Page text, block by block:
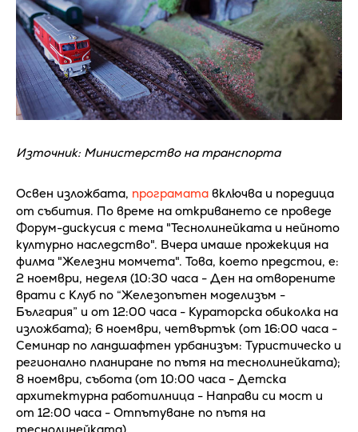
Източник: Министерство на транспорта
Освен изложбата, програмата включва и поредица
от събития. По време на откриването се проведе
Форум-дискусия с тема "Теснолинейката и нейното
културно наследство". Вчера имаше прожекция на
филма "Железни момчета". Това, което предстои, е:
2 ноември, неделя (10:30 часа - Ден на отворените
врати с Клуб по “Железопътен моделизъм -
България” и от 12:00 часа - Кураторска обиколка на
изложбата); 6 ноември, четвъртък (от 16:00 часа -
Семинар по ландшафтен урбанизъм: Туристическо и
регионално планиране по пътя на теснолинейката);
8 ноември, събота (от 10:00 часа - Детска
архитектурна работилница - Направи си мост и
от 12:00 часа - Отпътуване по пътя на
теснолинейката).